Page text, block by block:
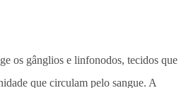
os gânglios e linfonodos, tecidos que
que circulam pelo sangue. A